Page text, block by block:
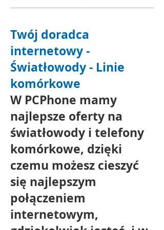
Twój doradca
internetowy -
Światłowody - Linie
komórkowe
W PCPhone mamy
najlepsze oferty na
światłowody i telefony
komórkowe, dzięki
czemu możesz cieszyć
się najlepszym
połączeniem
internetowym,